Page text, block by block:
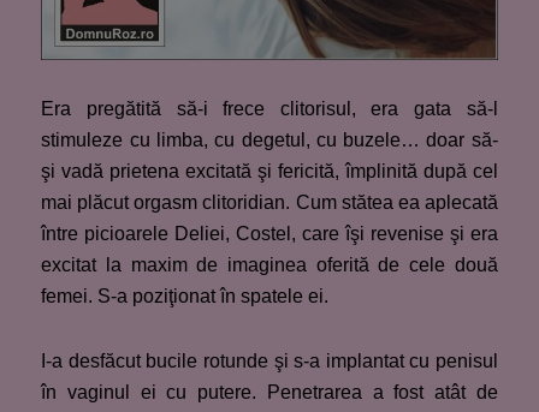
Era pregătită să-i frece clitorisul, era gata să-l
stimuleze cu limba, cu degetul, cu buzele… doar să-
şi vadă prietena excitată şi fericită, împlinită după cel
mai plăcut orgasm clitoridian. Cum stătea ea aplecată
între picioarele Deliei, Costel, care îşi revenise şi era
excitat la maxim de imaginea oferită de cele două
femei. S-a poziţionat în spatele ei.
I-a desfăcut bucile rotunde şi s-a implantat cu penisul
în vaginul ei cu putere. Penetrarea a fost atât de